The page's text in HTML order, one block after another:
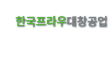
한국프라우대창공업